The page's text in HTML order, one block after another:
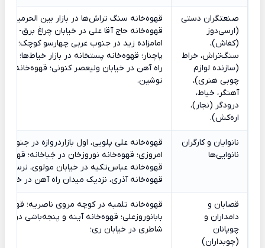
صنعتگران دستی
(ارسی‌دوز
(کفاش)،
سنگ‌تراش، خراط
(سازنده لوازم
چوبی هنری)،
آهنگر، خیاط،
درودگر (نجار)،
اره‌کش).
قهوه‌خانه سنگ تراش‌ها در بازار بین الحرمین
قهوه‌خانه حاج آقا علی در خیابان چراغ برق-
امامزاده زید در جنوب غربی چهارسو کوچک؛
پاچنار؛ قهوه‌خانه پستخانه در بازار خیاط‌ها؛
راه آهن در خیابان ولیعصر کنونی؛ قهوه‌خانه
نوشین.
نانوایان و کارگران
نانوایی‌ها
قهوه‌خانه علی پلویی، اول بازاردروازه در جنوب
امروزی؛ قهوه‌خانه نوروزخان در جَباخانه؛
قهوه‌خانه عباس‌تکیه در خیابان مولوی،
قهوه‌خانه آذری، نزدیک میدان راه آهن در
قصابان و
دامداران و
چوپانان
(چوبداران)
قهوه‌خانه تلمبه در کوچه مروی ناصریه؛
بابانوروزعلی؛ قهوه‌خانه آینه و پنجه‌باشی در
شاطری در خیابان ری؛